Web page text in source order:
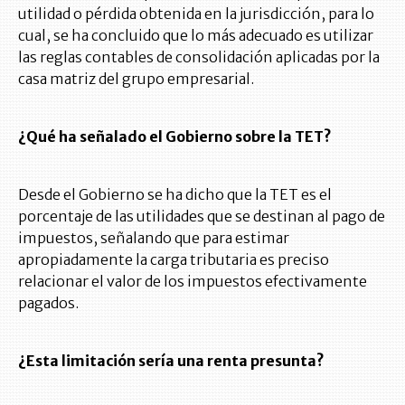
utilidad o pérdida obtenida en la jurisdicción, para lo
cual, se ha concluido que lo más adecuado es utilizar
las reglas contables de consolidación aplicadas por la
casa matriz del grupo empresarial.
¿Qué ha señalado el Gobierno sobre la TET?
Desde el Gobierno se ha dicho que la TET es el
porcentaje de las utilidades que se destinan al pago de
impuestos, señalando que para estimar
apropiadamente la carga tributaria es preciso
relacionar el valor de los impuestos efectivamente
pagados.
¿Esta limitación sería una renta presunta?